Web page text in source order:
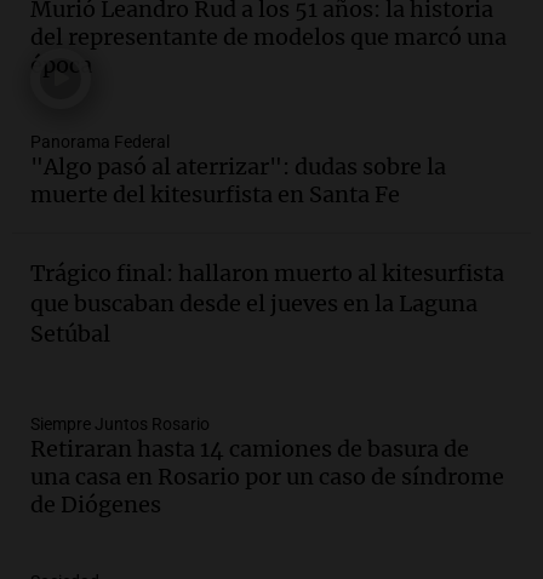
Argentino del Alfajor en el Estadio de
Ferro este fin de semana
Panorama Federal
Audio.El evento más federal del año
reunirá a más de 80 expositores con
sabores únicos
Audio.Mariano Moreno: pasiones
intensas y su legado en la revolución
argentina
Audio.El Ensamble Municipal de Música
Ciudadana de Córdoba deleitó a los
oyentes de la radio a puro tango
Amamos Argentina
Audio.
Murió Leandro Rud a los 51 años: la historia
del representante de modelos que marcó una
época
Panorama Federal
"Algo pasó al aterrizar": dudas sobre la
muerte del kitesurfista en Santa Fe
Trágico final: hallaron muerto al kitesurfista
que buscaban desde el jueves en la Laguna
Setúbal
Siempre Juntos Rosario
Retiraran hasta 14 camiones de basura de
una casa en Rosario por un caso de síndrome
de Diógenes